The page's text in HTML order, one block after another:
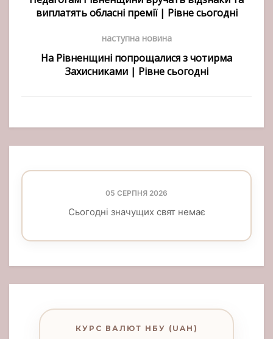
виплатять обласні премії | Рівне сьогодні
наступна новина
На Рівненщині попрощалися з чотирма
Захисниками | Рівне сьогодні
05 СЕРПНЯ 2026
Сьогодні значущих свят немає
КУРС ВАЛЮТ НБУ (UAH)